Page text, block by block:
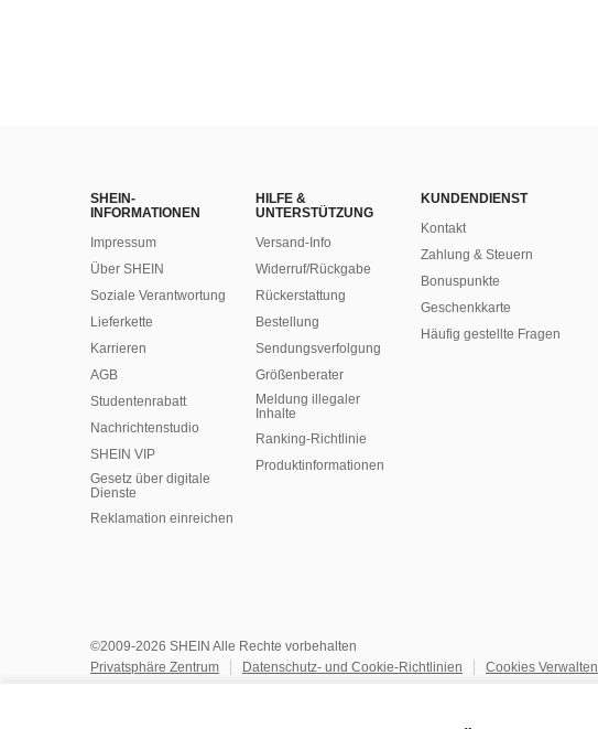
SHEIN-
INFORMATIONEN
Impressum
Über SHEIN
Soziale Verantwortung
Lieferkette
Karrieren
AGB
Studentenrabatt
Nachrichtenstudio
SHEIN VIP
Gesetz über digitale
Dienste
Reklamation einreichen
HILFE &
UNTERSTÜTZUNG
Versand-Info
Widerruf/Rückgabe
Rückerstattung
Bestellung
Sendungsverfolgung
Größenberater
Meldung illegaler
Inhalte
Ranking-Richtlinie
​Produktinformationen
KUNDENDIENST
Kontakt
Zahlung & Steuern
Bonuspunkte
Geschenkkarte
Häufig gestellte Fragen
©2009-2026 SHEIN Alle Rechte vorbehalten
Privatsphäre Zentrum
Datenschutz- und Cookie-Richtlinien
Cookies Verwalten